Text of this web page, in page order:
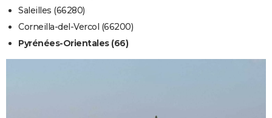
Saleilles (66280)
Corneilla-del-Vercol (66200)
Pyrénées-Orientales (66)